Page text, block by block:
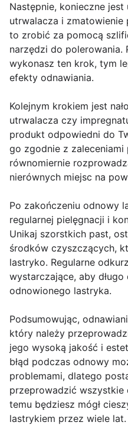
Następnie, konieczne
utrwalacza i zmatowienie
to zrobić za pomocą
narzędzi do polerowania.
wykonasz ten krok, tym
efekty odnawiania.
Kolejnym krokiem jest
utrwalacza czy
produkt odpowiedni do
go zgodnie z zaleceniami
równomiernie
nierównych miejsc na
Po zakończeniu odnowy
regularnej pielęgnacji i
Unikaj szorstkich past,
środków czyszczących,
lastryko. Regularne
wystarczające, aby
odnowionego lastryka.
Podsumowując,
który należy
jego wysoką jakość i
błąd podczas odnowy
problemami, dlatego
przeprowadzić wszystkie
temu będziesz mógł
lastrykiem przez wiele lat.